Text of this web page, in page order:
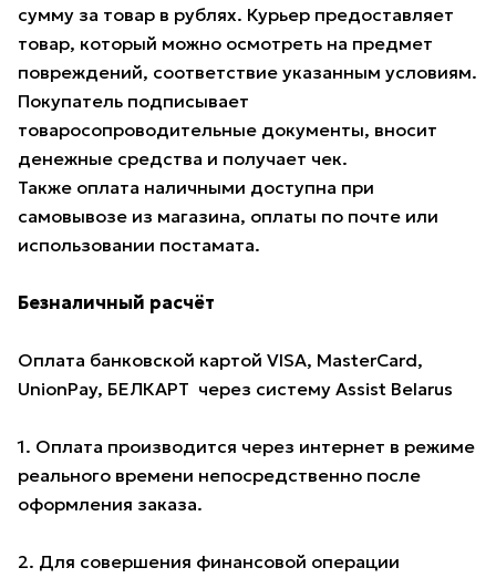
сумму за товар в рублях. Курьер предоставляет
товар, который можно осмотреть на предмет
повреждений, соответствие указанным условиям.
Покупатель подписывает
товаросопроводительные документы, вносит
денежные средства и получает чек.
Также оплата наличными доступна при
самовывозе из магазина, оплаты по почте или
использовании постамата.
Безналичный расчёт
Оплата банковской картой VISA, MasterCard,
UnionPay, БЕЛКАРТ через систему Assist Belarus
1. Оплата производится через интернет в режиме
реального времени непосредственно после
оформления заказа.
2. Для совершения финансовой операции